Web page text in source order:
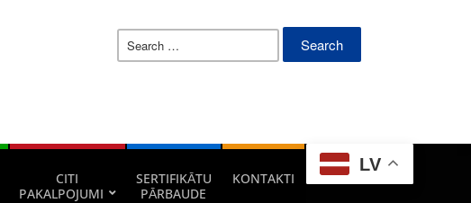
Search
CITI
PAKALPOJUMI
SERTIFIKĀTU
PĀRBAUDE
KONTAKTI
LV